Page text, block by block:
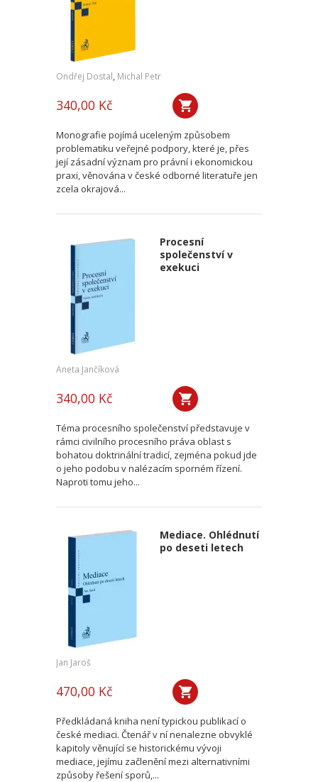
Ondřej Dostal, Michal Petr
340,00 Kč
Monografie pojímá uceleným způsobem
problematiku veřejné podpory, které je, přes
její zásadní význam pro právní i ekonomickou
praxi, věnována v české odborné literatuře jen
zcela okrajová...
Procesní
společenství v
exekuci
Aneta Jančíková
340,00 Kč
Téma procesního společenství představuje v
rámci civilního procesního práva oblast s
bohatou doktrinální tradicí, zejména pokud jde
o jeho podobu v nalézacím sporném řízení.
Naproti tomu jeho...
Mediace. Ohlédnutí
po deseti letech
Jan Jaroš
470,00 Kč
Předkládaná kniha není typickou publikací o
české mediaci. Čtenář v ní nenalezne obvyklé
kapitoly věnující se historickému vývoji
mediace, jejímu začlenění mezi alternativními
způsoby řešení sporů,...